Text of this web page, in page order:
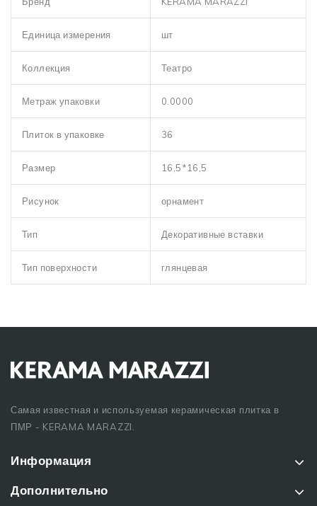
Единица измерения шт
Коллекция Театро
Метраж упаковки 0.0000
Плиток в упаковке 36
Размер 16,5*16,5
Рисунок орнамент
Тип Декоративные вставки
Тип поверхности глянцевая
Самая известная и используемая керамическая плитка в
ПМР - KERAMA MARAZZI.
Информация
Дополнительно